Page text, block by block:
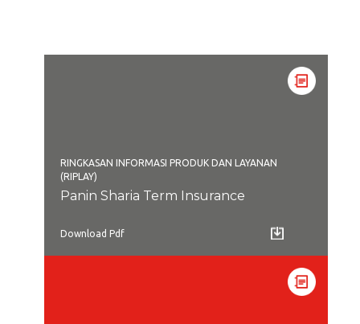
RINGKASAN INFORMASI PRODUK DAN LAYANAN
(RIPLAY)
Panin Sharia Term Insurance
Download Pdf